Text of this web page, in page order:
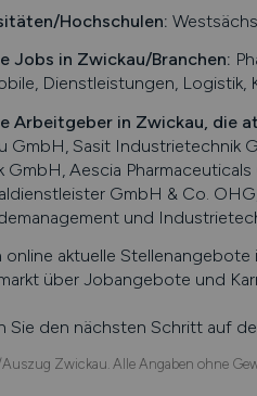
Hochschulen:
Jobs in Zwickau/Branchen:
Dienstleistungen, Logistik,
Arbeitgeber in Zwickau , die
GmbH, Sasit Industrietechnik
GmbH, Aescia
GmbH & Co.
und
online aktuelle Stellenangebote
über Jobangebote und
Sie den nächsten Schritt auf
Zwickau. Alle Angaben ohne